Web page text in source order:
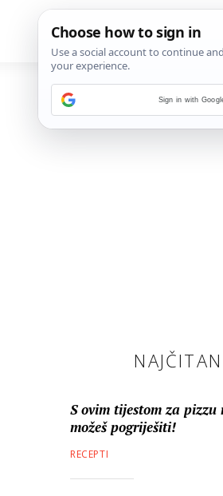
S ovim tijestom za pizzu
možeš pogriješiti!
RECEPTI
Sign in with